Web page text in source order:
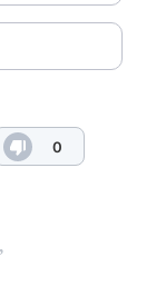
0